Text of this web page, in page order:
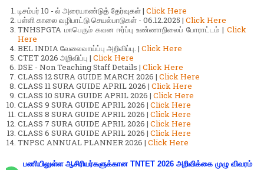
டிசம்பர் 10 - ல் அரையாண்டுத் தேர்வுகள் | Click Here
பள்ளி காலை வழிபாட்டு செயல்பாடுகள் - 06.12.2025 | Click Here
TNHSPGTA மாபெரும் கவன ஈர்ப்பு உண்ணாநிலைப் போராட்டம் | Click
Here
BEL INDIA வேலைவாய்ப்பு அறிவிப்பு. | Click Here
CTET 2026 அறிவிப்பு | Click Here
DSE - Non Teaching Staff Details | Click Here
CLASS 12 SURA GUIDE MARCH 2026 | Click Here
CLASS 11 SURA GUIDE APRIL 2026 | Click Here
CLASS 10 SURA GUIDE APRIL 2026 | Click Here
CLASS 9 SURA GUIDE APRIL 2026 | Click Here
CLASS 8 SURA GUIDE APRIL 2026 | Click Here
CLASS 7 SURA GUIDE APRIL 2026 | Click Here
CLASS 6 SURA GUIDE APRIL 2026 | Click Here
TNPSC ANNUAL PLANNER 2026 | Click Here
பணியிலுள்ள ஆசிரியர்களுக்கான TNTET 2026 அறிவிக்கை முழு விவரம்